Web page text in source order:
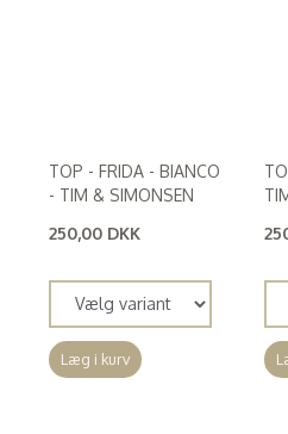
TOP - FRIDA - BIANCO
- TIM & SIMONSEN
250,00 DKK
Læg i kurv